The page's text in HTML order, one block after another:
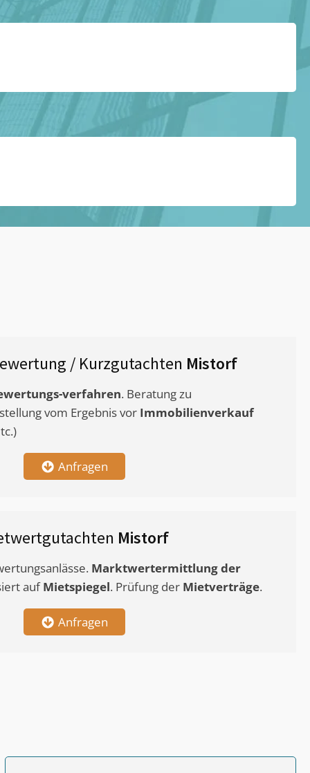
/ Kurzgutachten Mistorf
verfahren. Beratung zu
vom Ergebnis vor Immobilienverkauf
Anfragen
Mistorf
Marktwertermittlungder
aufMietspiegel. Prüfung der Mietverträge.
Anfragen